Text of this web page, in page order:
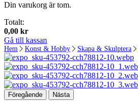
Din varukorg är tom.
Totalt:
0,00 kr
Gå till kassan
Hem Konst & Hobby Skapa & Skulptera
Föregående Nästa